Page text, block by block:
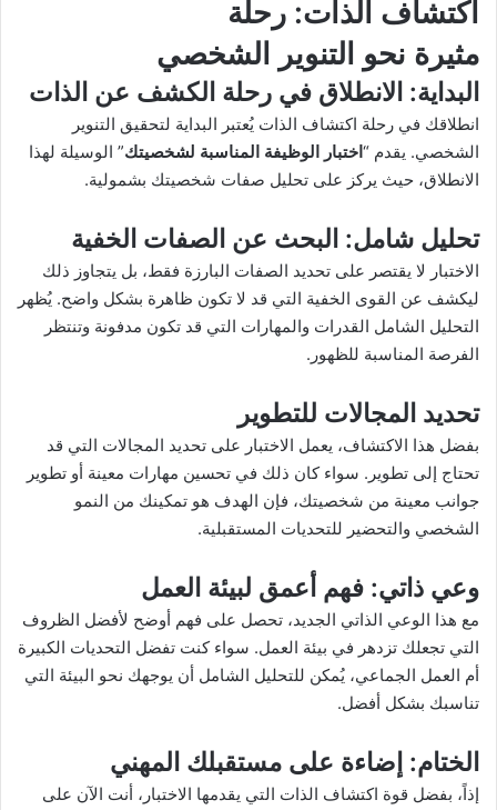
اكتشاف الذات: رحلة
مثيرة نحو التنوير الشخصي
البداية: الانطلاق في رحلة الكشف عن الذات
انطلاقك في رحلة اكتشاف الذات يُعتبر البداية لتحقيق التنوير
الشخصي. يقدم “اختبار الوظيفة المناسبة لشخصيتك” الوسيلة لهذا
الانطلاق، حيث يركز على تحليل صفات شخصيتك بشمولية.
تحليل شامل: البحث عن الصفات الخفية
الاختبار لا يقتصر على تحديد الصفات البارزة فقط، بل يتجاوز ذلك
ليكشف عن القوى الخفية التي قد لا تكون ظاهرة بشكل واضح. يُظهر
التحليل الشامل القدرات والمهارات التي قد تكون مدفونة وتنتظر
الفرصة المناسبة للظهور.
تحديد المجالات للتطوير
بفضل هذا الاكتشاف، يعمل الاختبار على تحديد المجالات التي قد
تحتاج إلى تطوير. سواء كان ذلك في تحسين مهارات معينة أو تطوير
جوانب معينة من شخصيتك، فإن الهدف هو تمكينك من النمو
الشخصي والتحضير للتحديات المستقبلية.
وعي ذاتي: فهم أعمق لبيئة العمل
مع هذا الوعي الذاتي الجديد، تحصل على فهم أوضح لأفضل الظروف
التي تجعلك تزدهر في بيئة العمل. سواء كنت تفضل التحديات الكبيرة
أم العمل الجماعي، يُمكن للتحليل الشامل أن يوجهك نحو البيئة التي
تناسبك بشكل أفضل.
الختام: إضاءة على مستقبلك المهني
إذاً، بفضل قوة اكتشاف الذات التي يقدمها الاختبار، أنت الآن على